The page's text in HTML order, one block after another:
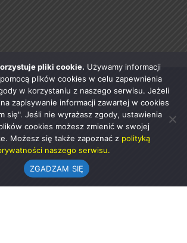
pliki cookie. Używamy informacji
plików cookies w celu zapewnienia
w korzystaniu z naszego serwisu. Jeżeli
zapisywanie informacji zawartej w cookies
się". Jeśli nie wyrażasz zgody, ustawienia
cookies możesz zmienić w swojej
Możesz się także zapoznać z polityką
naszego serwisu.
ZGADZAM SIĘ